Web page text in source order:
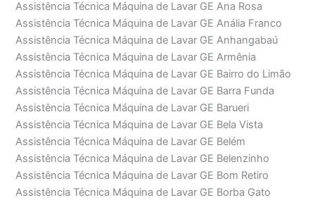
Assistência Técnica Máquina de Lavar GE Ana Rosa
Assistência Técnica Máquina de Lavar GE Anália Franco
Assistência Técnica Máquina de Lavar GE Anhangabaú
Assistência Técnica Máquina de Lavar GE Armênia
Assistência Técnica Máquina de Lavar GE Bairro do Limão
Assistência Técnica Máquina de Lavar GE Barra Funda
Assistência Técnica Máquina de Lavar GE Barueri
Assistência Técnica Máquina de Lavar GE Bela Vista
Assistência Técnica Máquina de Lavar GE Belém
Assistência Técnica Máquina de Lavar GE Belenzinho
Assistência Técnica Máquina de Lavar GE Bom Retiro
Assistência Técnica Máquina de Lavar GE Borba Gato